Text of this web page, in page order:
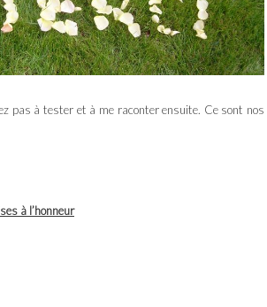
pas à tester et à me raconter ensuite. Ce sont nos
à l’honneur